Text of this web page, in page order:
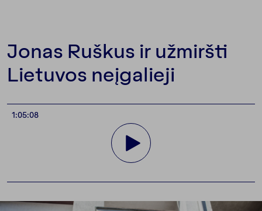
Jonas Ruškus ir užmiršti
Lietuvos neįgalieji
1:05:08